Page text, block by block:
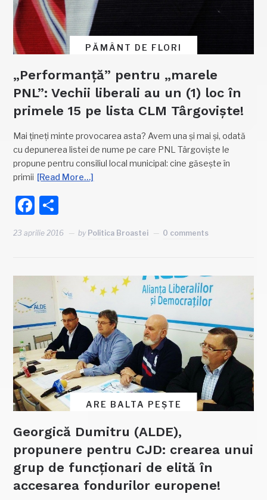
PĂMÂNT DE FLORI
„Performanță” pentru „marele
PNL”: Vechii liberali au un (1) loc în
primele 15 pe lista CLM Târgoviște!
Mai țineți minte provocarea asta? Avem una și mai și, odată
cu depunerea listei de nume pe care PNL Târgoviște le
propune pentru consiliul local municipal: cine găsește în
primii [Read More…]
Facebook
23 aprilie 2016 by Politica Broastei 0 comments
ARE BALTA PEȘTE
Georgică Dumitru (ALDE),
propunere pentru CJD: crearea unui
grup de funcționari de elită în
accesarea fondurilor europene!